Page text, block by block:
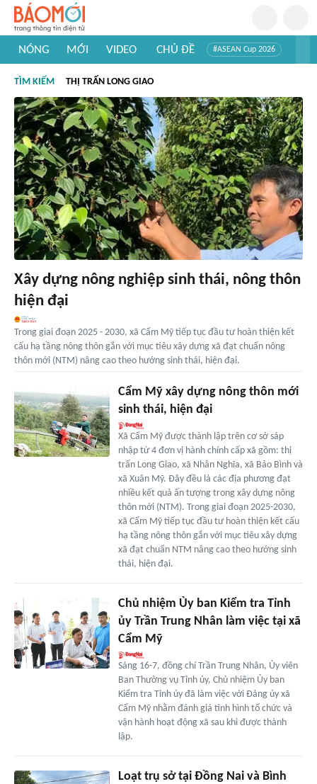
NÓNG MỚI VIDEO CHỦ ĐỀ #ASEAN Cup 2026
#Khám phá thế giới
TÌM KIẾM THỊ TRẤN LONG GIAO
Xây dựng nông nghiệp sinh thái, nông thôn
hiện đại
Trong giai đoạn 2025 - 2030, xã Cẩm Mỹ tiếp tục đầu tư hoàn thiện kết
cấu hạ tầng nông thôn gắn với mục tiêu xây dựng xã đạt chuẩn nông
thôn mới (NTM) nâng cao theo hướng sinh thái, hiện đại.
Cẩm Mỹ xây dựng nông thôn mới
sinh thái, hiện đại
Xã Cẩm Mỹ được thành lập trên cơ sở sáp
nhập từ 4 đơn vị hành chính cấp xã gồm: thị
trấn Long Giao, xã Nhân Nghĩa, xã Bảo Bình và
xã Xuân Mỹ. Đây đều là các địa phương đạt
nhiều kết quả ấn tượng trong xây dựng nông
thôn mới (NTM). Trong giai đoạn 2025-2030,
xã Cẩm Mỹ tiếp tục đầu tư hoàn thiện kết cấu
hạ tầng nông thôn gắn với mục tiêu xây dựng
xã đạt chuẩn NTM nâng cao theo hướng sinh
thái, hiện đại.
Chủ nhiệm Ủy ban Kiểm tra Tỉnh
ủy Trần Trung Nhân làm việc tại xã
Cẩm Mỹ
Sáng 16-7, đồng chí Trần Trung Nhân, Ủy viên
Ban Thường vụ Tỉnh ủy, Chủ nhiệm Ủy ban
Kiểm tra Tỉnh ủy đã làm việc với Đảng ủy xã
Cẩm Mỹ nhằm đánh giá tình hình tổ chức và
vận hành hoạt động xã sau khi được thành
lập.
Loạt trụ sở tại Đồng Nai và Bình